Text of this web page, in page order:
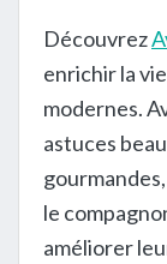
Découvrez
enrichir la
modernes.
astuces
le
améliorer